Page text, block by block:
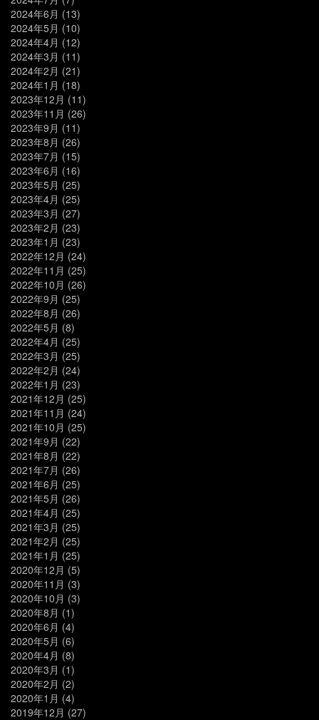
2024年6月 (13)
2024年5月 (10)
2024年4月 (12)
2024年3月 (11)
2024年2月 (21)
2024年1月 (18)
2023年12月 (11)
2023年11月 (26)
2023年9月 (11)
2023年8月 (26)
2023年7月 (15)
2023年6月 (16)
2023年5月 (25)
2023年4月 (25)
2023年3月 (27)
2023年2月 (23)
2023年1月 (23)
2022年12月 (24)
2022年11月 (25)
2022年10月 (26)
2022年9月 (25)
2022年8月 (26)
2022年5月 (8)
2022年4月 (25)
2022年3月 (25)
2022年2月 (24)
2022年1月 (23)
2021年12月 (25)
2021年11月 (24)
2021年10月 (25)
2021年9月 (22)
2021年8月 (22)
2021年7月 (26)
2021年6月 (25)
2021年5月 (26)
2021年4月 (25)
2021年3月 (25)
2021年2月 (25)
2021年1月 (25)
2020年12月 (5)
2020年11月 (3)
2020年10月 (3)
2020年8月 (1)
2020年6月 (4)
2020年5月 (6)
2020年4月 (8)
2020年3月 (1)
2020年2月 (2)
2020年1月 (4)
2019年12月 (27)